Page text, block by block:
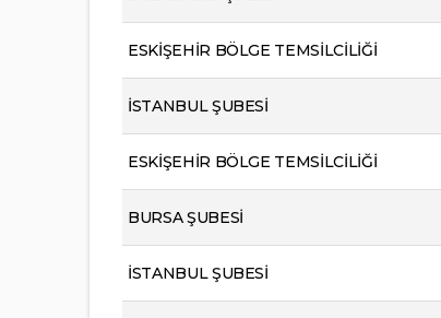
ESKİŞEHİR BÖLGE TEMSİLCİLİĞİ
İSTANBUL ŞUBESİ
ESKİŞEHİR BÖLGE TEMSİLCİLİĞİ
BURSA ŞUBESİ
İSTANBUL ŞUBESİ